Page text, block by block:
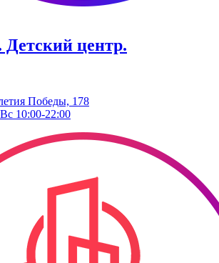
​Детский центр.
Победы, 178
10:00-22:00